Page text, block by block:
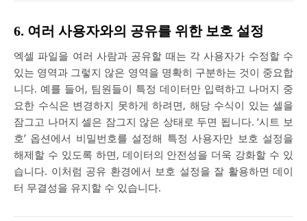
6. 여러 사용자와의 공유를 위한 보호 설정
엑셀 파일을 여러 사람과 공유할 때는 각 사용자가 수정할 수
있는 영역과 그렇지 않은 영역을 명확히 구분하는 것이 중요합
니다. 예를 들어, 팀원들이 특정 데이터만 입력하고 나머지 중
요한 수식은 변경하지 못하게 하려면, 해당 수식이 있는 셀을
잠그고 나머지 셀은 잠그지 않은 상태로 두면 됩니다. ‘시트 보
호’ 옵션에서 비밀번호를 설정해 특정 사용자만 보호 설정을
해제할 수 있도록 하면, 데이터의 안전성을 더욱 강화할 수 있
습니다. 이처럼 공유 환경에서 보호 설정을 잘 활용하면 데이
터 무결성을 유지할 수 있습니다.